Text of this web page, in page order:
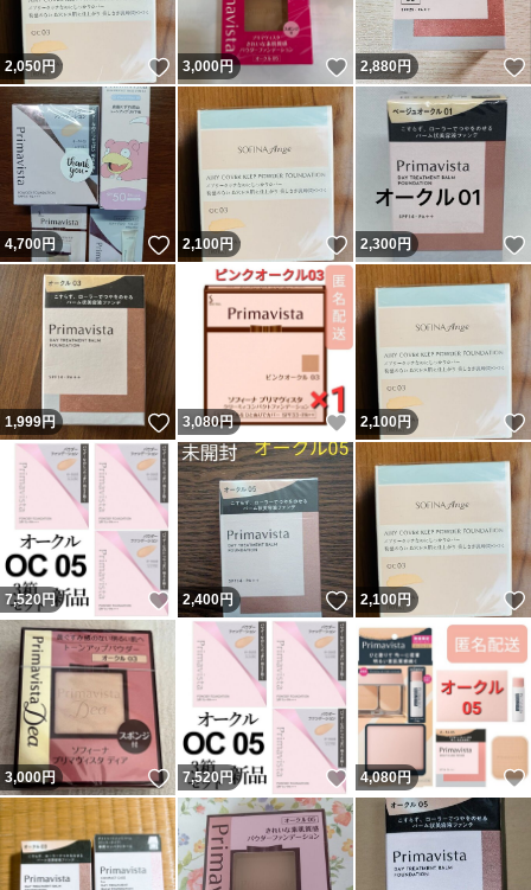
2,050円 いいね！
3,000円 いいね！
2,880円
4,700円 いいね！
2,100円 いいね！
2,300円
1,999円 いいね！
3,080円 いいね！
2,100円
7,520円 いいね！
2,400円 いいね！
2,100円
3,000円 いいね！
7,520円 いいね！
4,080円